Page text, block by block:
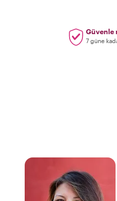
Güvenle
7 güne